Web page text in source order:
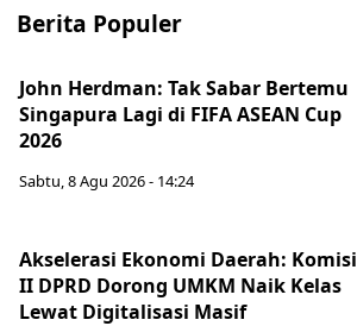
Berita Populer
John Herdman: Tak Sabar Bertemu
Singapura Lagi di FIFA ASEAN Cup
2026
Sabtu, 8 Agu 2026 - 14:24
Akselerasi Ekonomi Daerah: Komisi
II DPRD Dorong UMKM Naik Kelas
Lewat Digitalisasi Masif